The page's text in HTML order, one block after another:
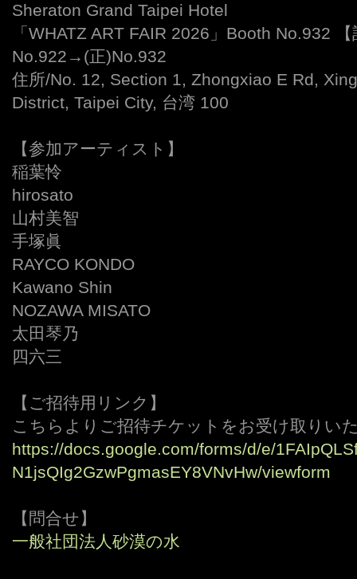
Sheraton Grand Taipei Hotel
「WHATZ ART FAIR 2026」Booth No.932
No.922→(正)No.932
住所/No. 12, Section 1, Zhongxiao E Rd,
District, Taipei City, 台湾 100
【参加アーティスト】
稲葉怜
hirosato
山村美智
手塚眞
RAYCO KONDO
Kawano Shin
NOZAWA MISATO
太田琴乃
四六三
【ご招待用リンク】
こちらよりご招待チケットをお受け取りい
https://docs.google.com/forms/d/e/
N1jsQIg2GzwPgmasEY8VNvHw/viewform
【問合せ】
一般社団法人砂漠の水